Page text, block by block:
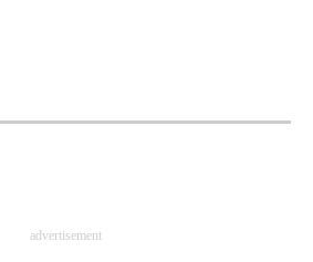
advertisement